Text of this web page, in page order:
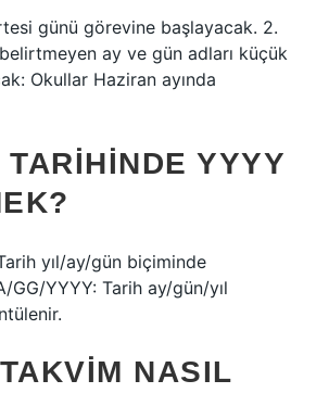
günü görevine başlayacak. 2.
ay ve gün adları küçük
Okullar Haziran ayında
TARIHINDE YYYY
yıl/ay/gün biçiminde
GG/YYYY: Tarih ay/gün/yıl
NASIL